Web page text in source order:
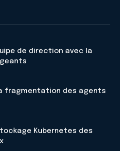
de direction avec la
fragmentation des agents
Kubernetes des